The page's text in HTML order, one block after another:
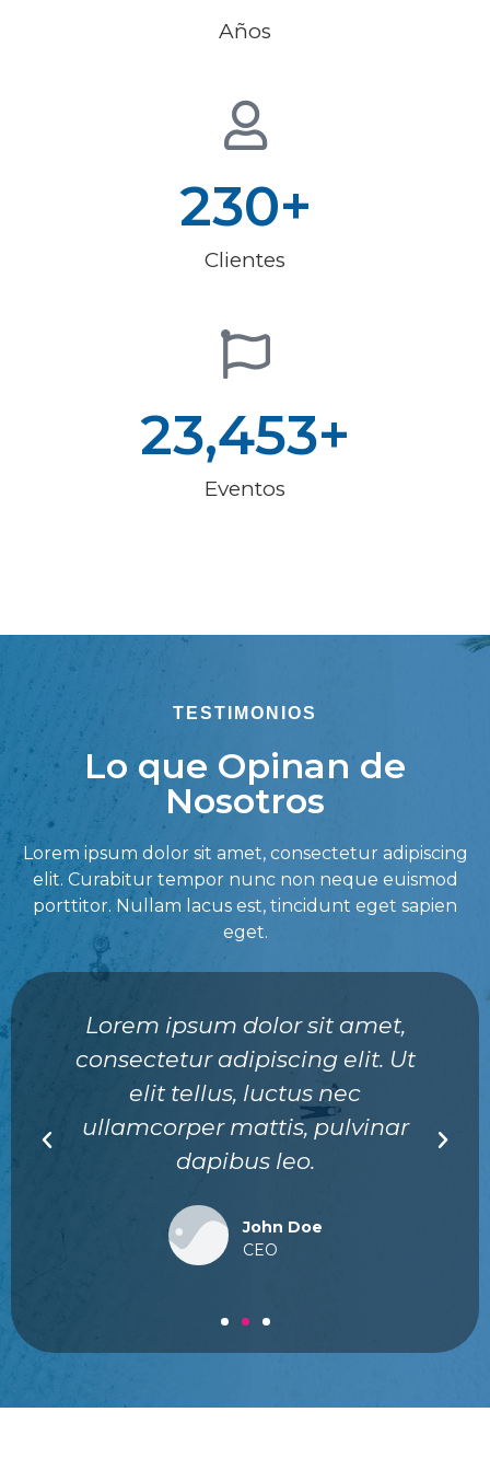
Años
230+
Clientes
23,453+
Eventos
TESTIMONIOS
Lo que Opinan de
Nosotros
Lorem ipsum dolor sit amet, consectetur adipiscing
elit. Curabitur tempor nunc non neque euismod
porttitor. Nullam lacus est, tincidunt eget sapien
eget.
Lorem ipsum dolor sit amet,
consectetur adipiscing elit. Ut
elit tellus, luctus nec
ullamcorper mattis, pulvinar
dapibus leo.
John Doe
CEO